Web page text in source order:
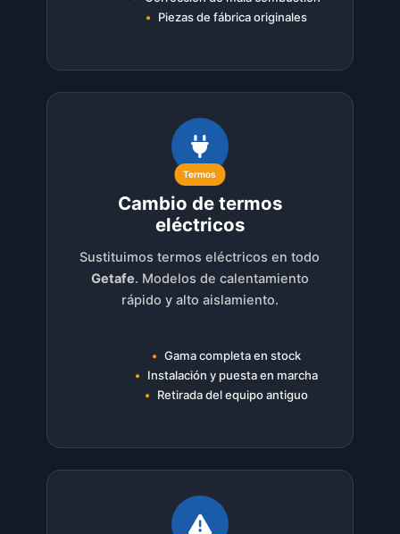
Piezas de fábrica originales
Termos
Cambio de termos
eléctricos
Sustituimos termos eléctricos en todo
Getafe. Modelos de calentamiento
rápido y alto aislamiento.
Gama completa en stock
Instalación y puesta en marcha
Retirada del equipo antiguo